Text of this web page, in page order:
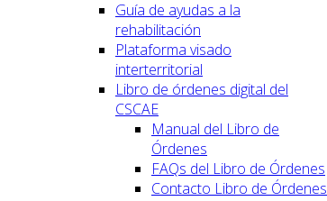
Guía de ayudas a la
rehabilitación
Plataforma visado
interterritorial
Libro de órdenes digital del
CSCAE
Manual del Libro de
Órdenes
FAQs del Libro de Órdenes
Contacto Libro de Órdenes